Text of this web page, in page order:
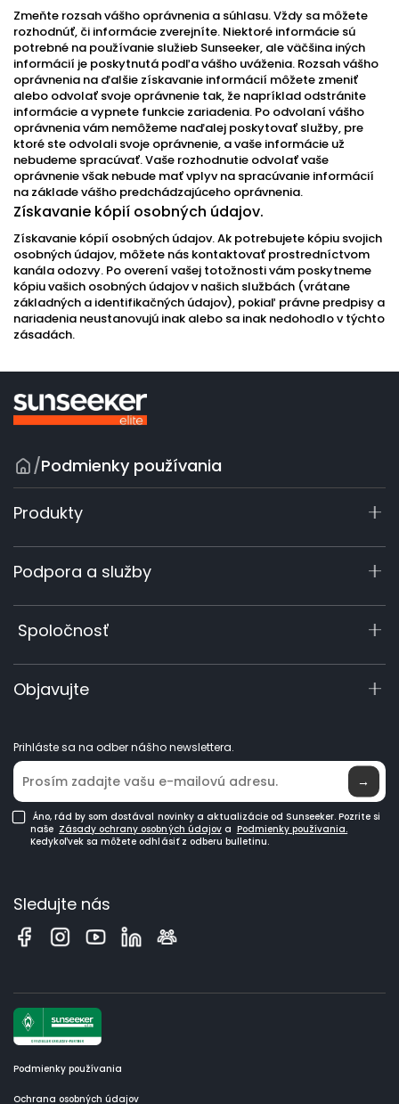
Zmeňte rozsah vášho oprávnenia a súhlasu. Vždy sa môžete
rozhodnúť, či informácie zverejníte. Niektoré informácie sú
potrebné na používanie služieb Sunseeker, ale väčšina iných
informácií je poskytnutá podľa vášho uváženia. Rozsah vášho
oprávnenia na ďalšie získavanie informácií môžete zmeniť
alebo odvolať svoje oprávnenie tak, že napríklad odstránite
informácie a vypnete funkcie zariadenia. Po odvolaní vášho
oprávnenia vám nemôžeme naďalej poskytovať služby, pre
ktoré ste odvolali svoje oprávnenie, a vaše informácie už
nebudeme spracúvať. Vaše rozhodnutie odvolať vaše
oprávnenie však nebude mať vplyv na spracúvanie informácií
na základe vášho predchádzajúceho oprávnenia.
Získavanie kópií osobných údajov.
Získavanie kópií osobných údajov. Ak potrebujete kópiu svojich
osobných údajov, môžete nás kontaktovať prostredníctvom
kanála odozvy. Po overení vašej totožnosti vám poskytneme
kópiu vašich osobných údajov v našich službách (vrátane
základných a identifikačných údajov), pokiaľ právne predpisy a
nariadenia neustanovujú inak alebo sa inak nedohodlo v týchto
zásadách.
/Podmienky používania
Produkty
X7 / X7 Plus Gen 2
X5 Gen 2
X3 Gen 2
60 V – profesionálny rad
Príslušenstvo
Podpora a služby
Centrum podpory
Registrácia záruky
Dopyt k produktu
Návody a videá
Spoločnosť
O nás
Elite Lab
Kde kúpiť
Objavujte
Prihláste sa na odber nášho newslettera.
→
Áno, rád by som dostával novinky a aktualizácie od Sunseeker. Pozrite si
naše Zásady ochrany osobných údajova Podmienky používania.
Kedykoľvek sa môžete odhlásiť z odberu bulletinu.
Sledujte nás
Podmienky používania
Ochrana osobných údajov